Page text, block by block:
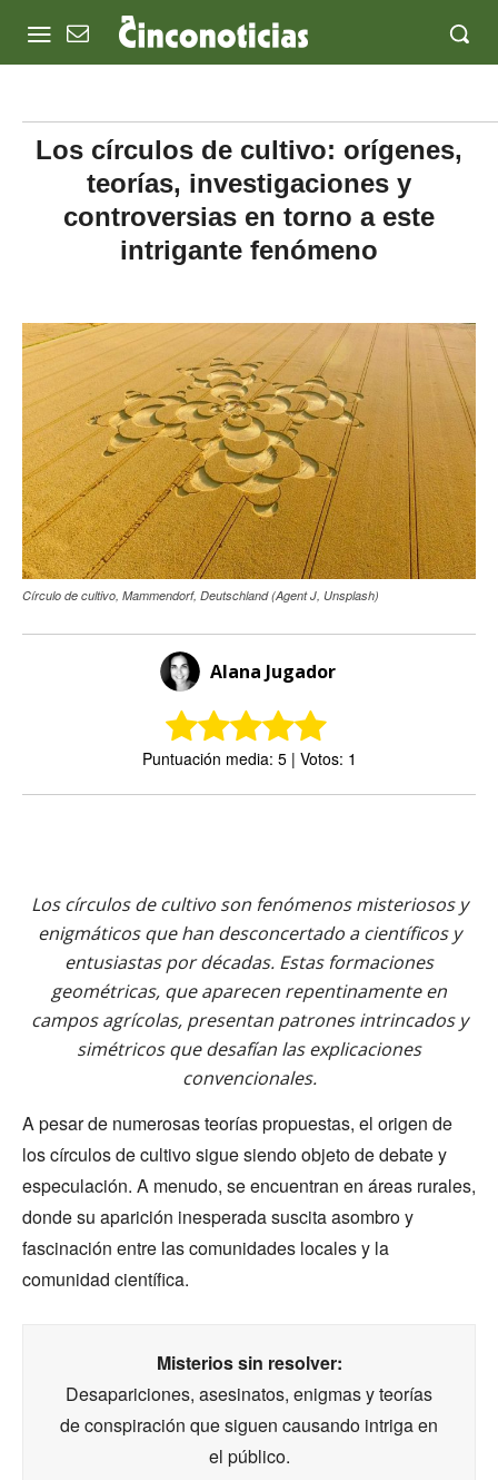
Los círculos de cultivo: orígenes,
teorías, investigaciones y
controversias en torno a este
intrigante fenómeno
Círculo de cultivo, Mammendorf, Deutschland (Agent J, Unsplash)
Alana Jugador
Puntuación media: 5 | Votos: 1
Los círculos de cultivo son fenómenos misteriosos y
enigmáticos que han desconcertado a científicos y
entusiastas por décadas. Estas formaciones
geométricas, que aparecen repentinamente en
campos agrícolas, presentan patrones intrincados y
simétricos que desafían las explicaciones
convencionales.
A pesar de numerosas teorías propuestas, el origen de
los círculos de cultivo sigue siendo objeto de debate y
especulación. A menudo, se encuentran en áreas rurales,
donde su aparición inesperada suscita asombro y
fascinación entre las comunidades locales y la
comunidad científica.
Misterios sin resolver:
Desapariciones, asesinatos, enigmas y teorías
de conspiración que siguen causando intriga en
el público.